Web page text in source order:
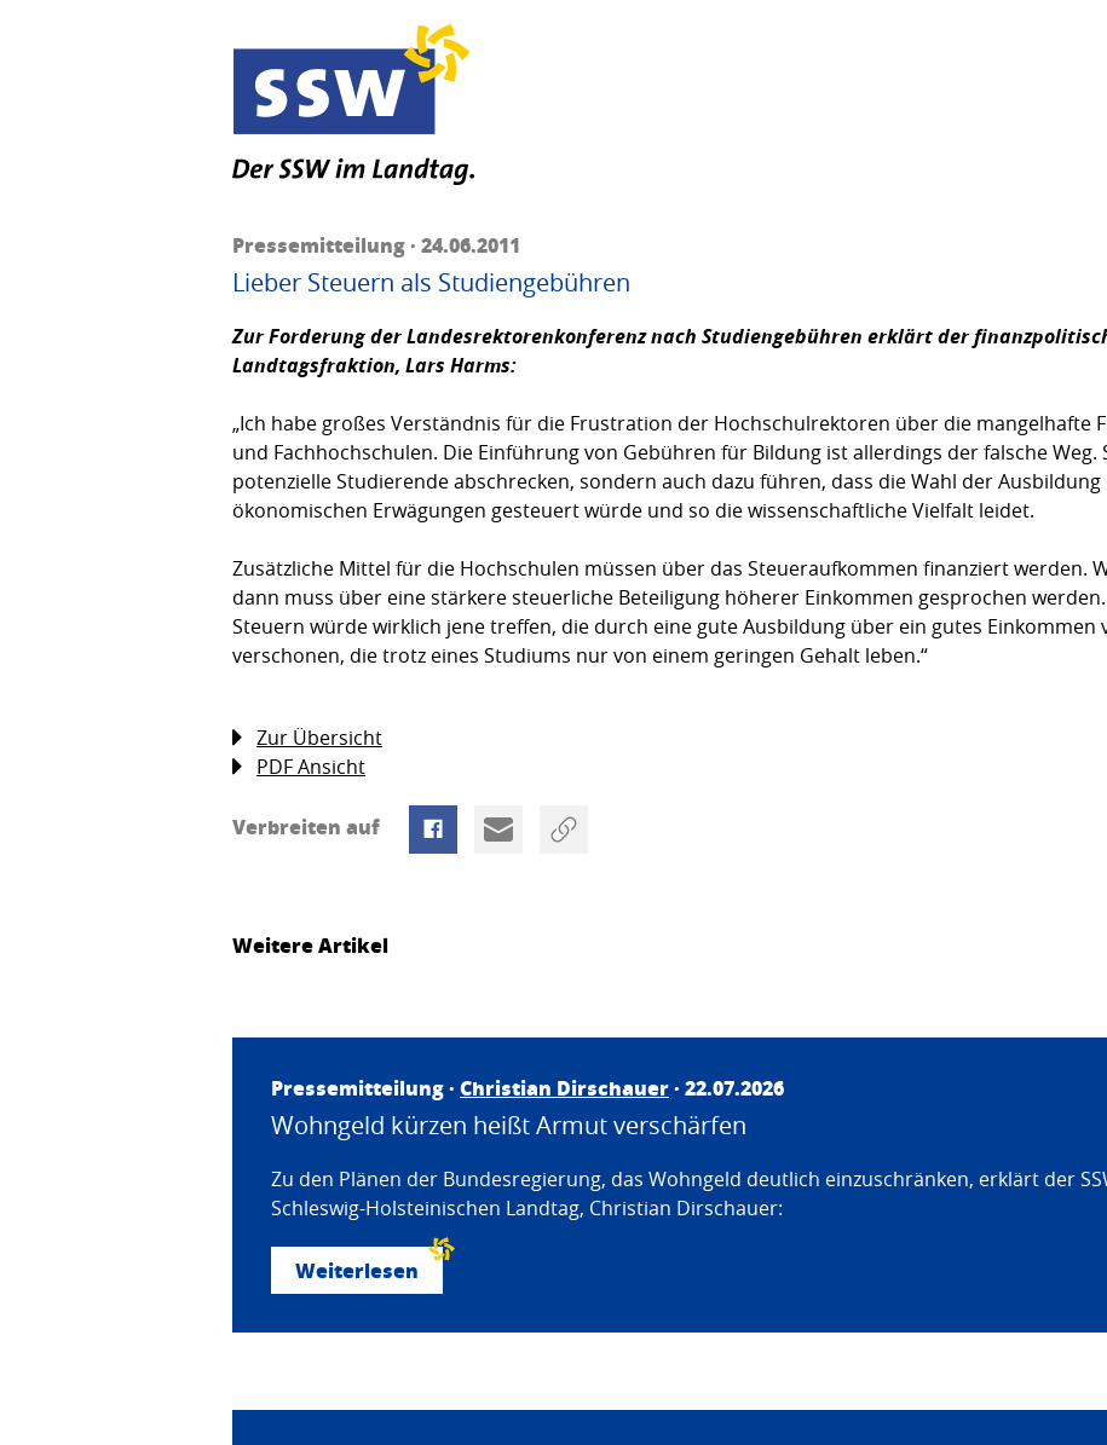
Pressemitteilung · 24.06.2011
Lieber Steuern als Studiengebühren
Zur Forderung der Landesrektorenkonferenz nach Studiengebühren erklärt der
Landtagsfraktion, Lars Harms:
„Ich habe großes Verständnis für die Frustration der Hochschulrektoren über die mangelhafte
und Fachhochschulen. Die Einführung von Gebühren für Bildung ist allerdings der falsche
potenzielle Studierende abschrecken, sondern auch dazu führen, dass die Wahl der
ökonomischen Erwägungen gesteuert würde und so die wissenschaftliche Vielfalt leidet.
Zusätzliche Mittel für die Hochschulen müssen über das Steueraufkommen finanziert werden.
dann muss über eine stärkere steuerliche Beteiligung höherer Einkommen gesprochen
Steuern würde wirklich jene treffen, die durch eine gute Ausbildung über ein gutes Einkommen
verschonen, die trotz eines Studiums nur von einem geringen Gehalt leben.“
Zur Übersicht
PDF Ansicht
Verbreiten auf
Weitere Artikel
Pressemitteilung · Christian Dirschauer· 22.07.2026
Wohngeld kürzen heißt Armut verschärfen
Zu den Plänen der Bundesregierung, das Wohngeld deutlich einzuschränken, erklärt der
Schleswig-Holsteinischen Landtag, Christian Dirschauer:
Weiterlesen